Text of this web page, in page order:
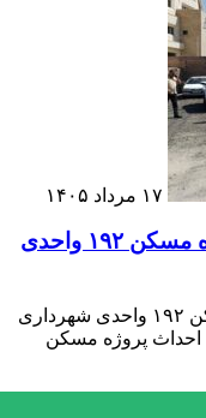
۱۷ مرداد ۱۴۰۵
تشریح آخرین وضعیت پروژه قرارگاه مسکن ۱۹۲ واحدی
تشریح آخرین وضعیت پروژه قرارگاه مسکن ۱۹۲ واحدی شهرداری
آخرین وضعیت احداث پروژه مسکن